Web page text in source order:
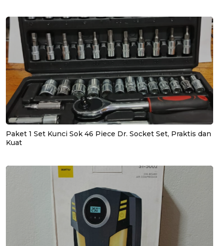
Paket 1 Set Kunci Sok 46 Piece Dr. Socket Set, Praktis dan
Kuat